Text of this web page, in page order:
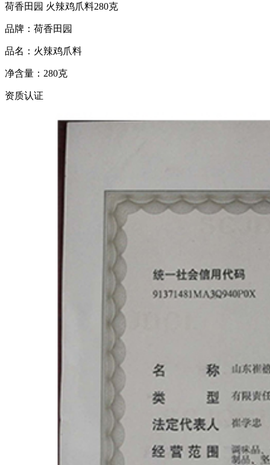
荷香田园 火辣鸡爪料280克
品牌：荷香田园
品名：火辣鸡爪料
净含量：280克
资质认证